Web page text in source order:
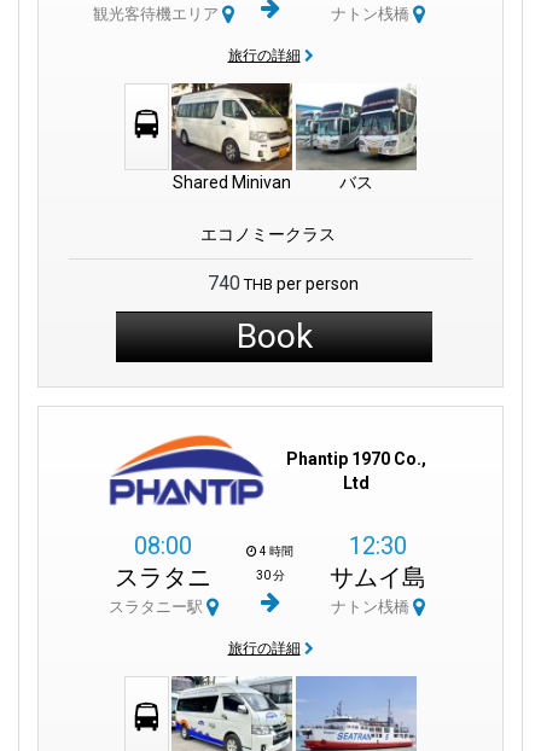
観光客待機エリア ナトン桟橋
旅行の詳細
Shared Minivan バス
エコノミークラス
740 THB per person
Book
Phantip 1970 Co.,
Ltd
08:00
スラタニ
スラタニー駅
4 時間
30 分
12:30
サムイ島
ナトン桟橋
旅行の詳細